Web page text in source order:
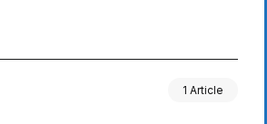
1 Article